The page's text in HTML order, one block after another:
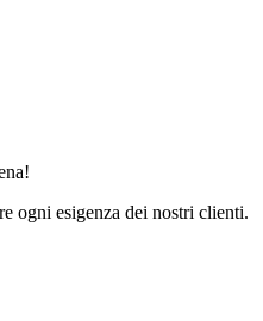
ogni esigenza dei nostri clienti.